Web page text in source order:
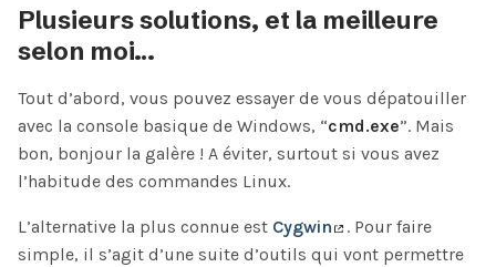
Plusieurs solutions, et la meilleure
selon moi…
Tout d’abord, vous pouvez essayer de vous dépatouiller
avec la console basique de Windows, “cmd.exe”. Mais
bon, bonjour la galère ! A éviter, surtout si vous avez
l’habitude des commandes Linux.
L’alternative la plus connue est Cygwin
. Pour faire
simple, il s’agit d’une suite d’outils qui vont permettre